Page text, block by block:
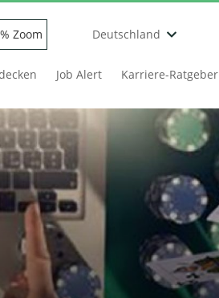
Zoom Deutschland
Job Alert Karriere-Ratgeber